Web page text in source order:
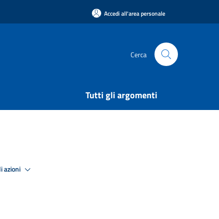
Accedi all'area personale
Cerca
Tutti gli argomenti
azioni